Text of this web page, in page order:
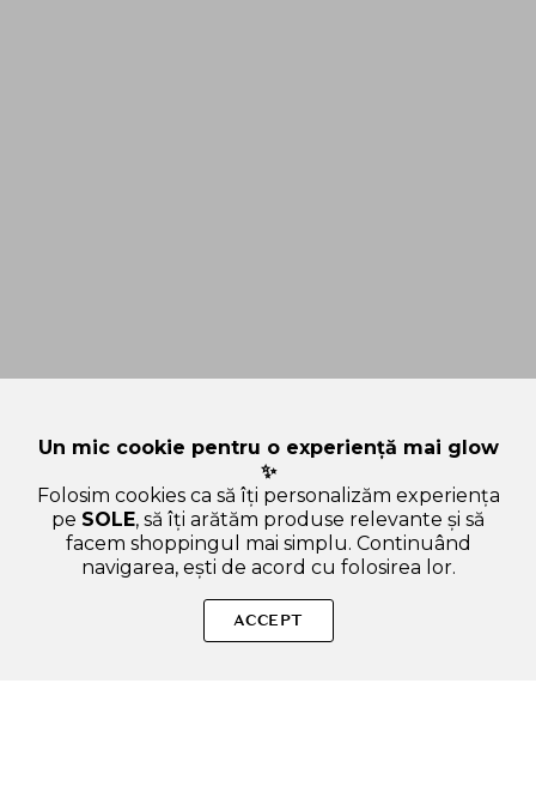
Produse autentice, conforme UE, alese responsabil.
Un mic cookie pentru o experiență mai glow
✨
Folosim cookies ca să îți personalizăm experiența
pe SOLE, să îți arătăm produse relevante și să
facem shoppingul mai simplu. Continuând
navigarea, ești de acord cu folosirea lor.
ACCEPT